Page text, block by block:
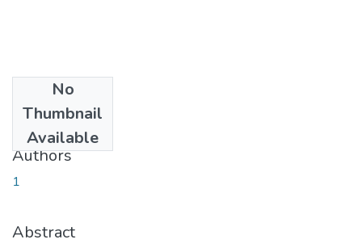
No
Thumbnail
Available
2015-05-15
Authors
1
Abstract